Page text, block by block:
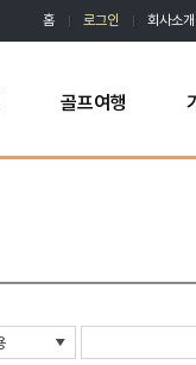
홈 로그인 회사소개
골프여행